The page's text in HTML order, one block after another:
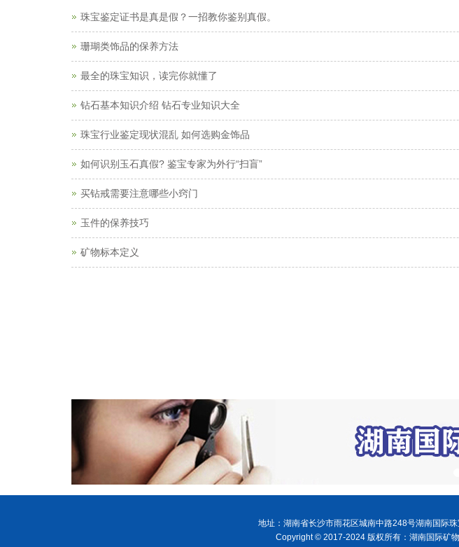
珠宝鉴定证书是真是假？一招教你鉴别真假。
珊瑚类饰品的保养方法
最全的珠宝知识，读完你就懂了
钻石基本知识介绍 钻石专业知识大全
珠宝行业鉴定现状混乱 如何选购金饰品
如何识别玉石真假? 鉴宝专家为外行“扫盲”
买钻戒需要注意哪些小窍门
玉件的保养技巧
矿物标本定义
地址：湖南省长沙市雨花区城南中路248号湖南国
Copyright © 2017-2024 版权所有：湖南国际矿